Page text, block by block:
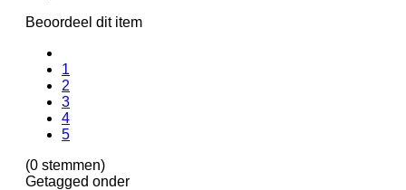
Beoordeel dit item
1
2
3
4
5
(0 stemmen)
Getagged onder